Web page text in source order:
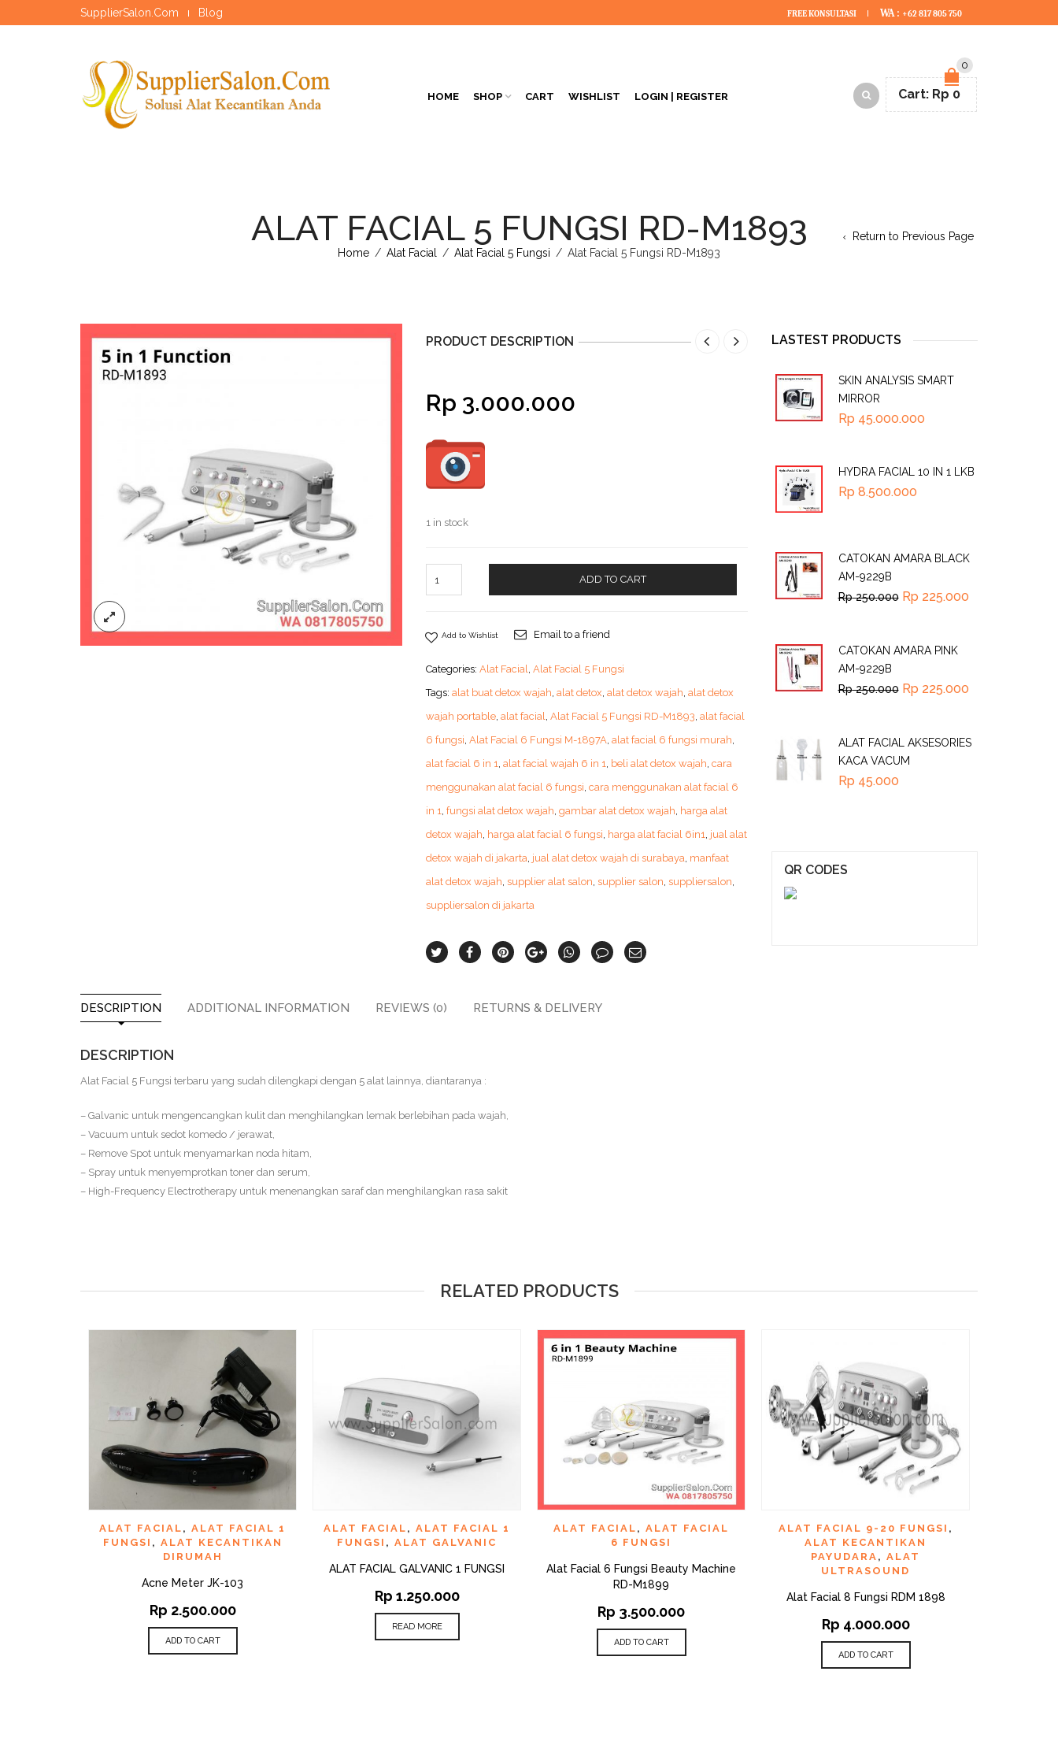
SupplierSalon.Com Blog FREE KONSULTASI WA : +62 817 805 750
HOME SHOP CART WISHLIST LOGIN | REGISTER
0
Cart: Rp 0
ALAT FACIAL 5 FUNGSI RD-M1893
Home / Alat Facial / Alat Facial 5 Fungsi / Alat Facial 5 Fungsi RD-M1893
Return to Previous Page
PRODUCT DESCRIPTION
Rp 3.000.000
1 in stock
ADD TO CART
Add to Wishlist Email to a friend
Categories: Alat Facial, Alat Facial 5 Fungsi
Tags: alat buat detox wajah, alat detox, alat detox wajah, alat detox
wajah portable, alat facial, Alat Facial 5 Fungsi RD-M1893, alat facial
6 fungsi, Alat Facial 6 Fungsi M-1897A, alat facial 6 fungsi murah,
alat facial 6 in 1, alat facial wajah 6 in 1, beli alat detox wajah, cara
menggunakan alat facial 6 fungsi, cara menggunakan alat facial 6
in 1, fungsi alat detox wajah, gambar alat detox wajah, harga alat
detox wajah, harga alat facial 6 fungsi, harga alat facial 6in1, jual alat
detox wajah di jakarta, jual alat detox wajah di surabaya, manfaat
alat detox wajah, supplier alat salon, supplier salon, suppliersalon,
suppliersalon di jakarta
DESCRIPTION ADDITIONAL INFORMATION REVIEWS (0) RETURNS & DELIVERY
DESCRIPTION
Alat Facial 5 Fungsi terbaru yang sudah dilengkapi dengan 5 alat lainnya, diantaranya :
– Galvanic untuk mengencangkan kulit dan menghilangkan lemak berlebihan pada wajah,
– Vacuum untuk sedot komedo / jerawat,
– Remove Spot untuk menyamarkan noda hitam,
– Spray untuk menyemprotkan toner dan serum,
– High-Frequency Electrotherapy untuk menenangkan saraf dan menghilangkan rasa sakit
LASTEST PRODUCTS
SKIN ANALYSIS SMART
MIRROR
Rp 45.000.000
HYDRA FACIAL 10 IN 1 LKB
Rp 8.500.000
CATOKAN AMARA BLACK
AM-9229B
Rp250.000 Rp 225.000
CATOKAN AMARA PINK
AM-9229B
Rp250.000 Rp 225.000
ALAT FACIAL AKSESORIES
KACA VACUM
Rp 45.000
QR CODES
RELATED PRODUCTS
ADD TO WISHLIST QUICK VIEW
ALAT FACIAL , ALAT FACIAL 1
FUNGSI , ALAT KECANTIKAN
DIRUMAH
Acne Meter JK-103
Rp 2.500.000
ADD TO CART
ADD TO WISHLIST QUICK VIEW
ALAT FACIAL , ALAT FACIAL 1
FUNGSI , ALAT GALVANIC
ALAT FACIAL GALVANIC 1 FUNGSI
Rp 1.250.000
READ MORE
ADD TO WISHLIST QUICK VIEW
ALAT FACIAL , ALAT FACIAL
6 FUNGSI
Alat Facial 6 Fungsi Beauty Machine
RD-M1899
Rp 3.500.000
ADD TO CART
ADD TO WISHLIST QUICK VIEW
ALAT FACIAL 9-20 FUNGSI ,
ALAT KECANTIKAN
PAYUDARA , ALAT
ULTRASOUND
Alat Facial 8 Fungsi RDM 1898
Rp 4.000.000
ADD TO CART